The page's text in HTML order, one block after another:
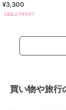
（パッケージ入り） 【MARY
QUANT】
¥3,300
2点以上で8%OFF
買い物や旅行